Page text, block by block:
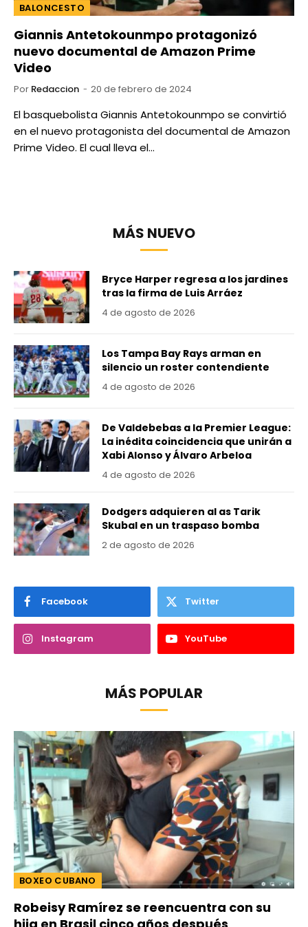
BALONCESTO
Giannis Antetokounmpo protagonizó
nuevo documental de Amazon Prime
Video
Por Redaccion 20 de febrero de 2024
El basquebolista Giannis Antetokounmpo se convirtió
en el nuevo protagonista del documental de Amazon
Prime Video. El cual lleva el…
MÁS NUEVO
Bryce Harper regresa a los jardines
tras la firma de Luis Arráez
4 de agosto de 2026
Los Tampa Bay Rays arman en
silencio un roster contendiente
4 de agosto de 2026
De Valdebebas a la Premier League:
La inédita coincidencia que unirán a
Xabi Alonso y Álvaro Arbeloa
4 de agosto de 2026
Dodgers adquieren al as Tarik
Skubal en un traspaso bomba
2 de agosto de 2026
Facebook Twitter
Instagram YouTube
MÁS POPULAR
BOXEO CUBANO
Robeisy Ramírez se reencuentra con su